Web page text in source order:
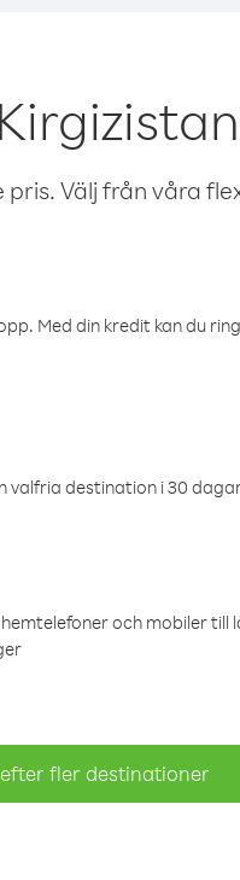
Välj från våra
Med din kredit kan du
destination i 30
och mobiler till
efter fler destinationer